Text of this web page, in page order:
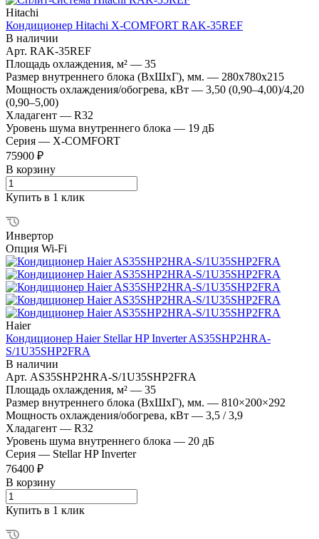
Hitachi
Кондиционер Hitachi X-COMFORT RAK-35REF
В наличии
Арт. RAK-35REF
Площадь охлаждения, м² — 35
Размер внутреннего блока (ВхШхГ), мм. — 280x780x215
Мощность охлаждения/обогрева, кВт — 3,50 (0,90–4,00)/4,20
(0,90–5,00)
Хладагент — R32
Уровень шума внутреннего блока — 19 дБ
Серия — X-COMFORT
75900 ₽
В корзину
Купить в 1 клик
Инвертор
Опция Wi-Fi
Haier
Кондиционер Haier Stellar HP Inverter AS35SHP2HRA-
S/1U35SHP2FRA
В наличии
Арт. AS35SHP2HRA-S/1U35SHP2FRA
Площадь охлаждения, м² — 35
Размер внутреннего блока (ВхШхГ), мм. — 810×200×292
Мощность охлаждения/обогрева, кВт — 3,5 / 3,9
Хладагент — R32
Уровень шума внутреннего блока — 20 дБ
Серия — Stellar HP Inverter
76400 ₽
В корзину
Купить в 1 клик